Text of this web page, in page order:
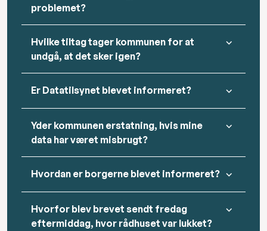
problemet?
Hvilke tiltag tager kommunen for at
undgå, at det sker igen?
Er Datatilsynet blevet informeret?
Yder kommunen erstatning, hvis mine
data har været misbrugt?
Hvordan er borgerne blevet informeret?
Hvorfor blev brevet sendt fredag
eftermiddag, hvor rådhuset var lukket?